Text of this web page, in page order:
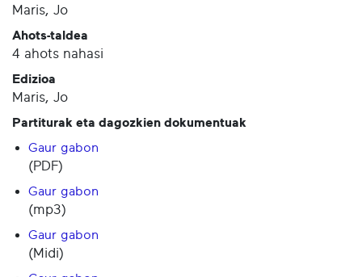
Maris, Jo
Ahots-taldea
4 ahots nahasi
Edizioa
Maris, Jo
Partiturak eta dagozkien dokumentuak
Gaur gabon
(PDF)
Gaur gabon
(mp3)
Gaur gabon
(Midi)